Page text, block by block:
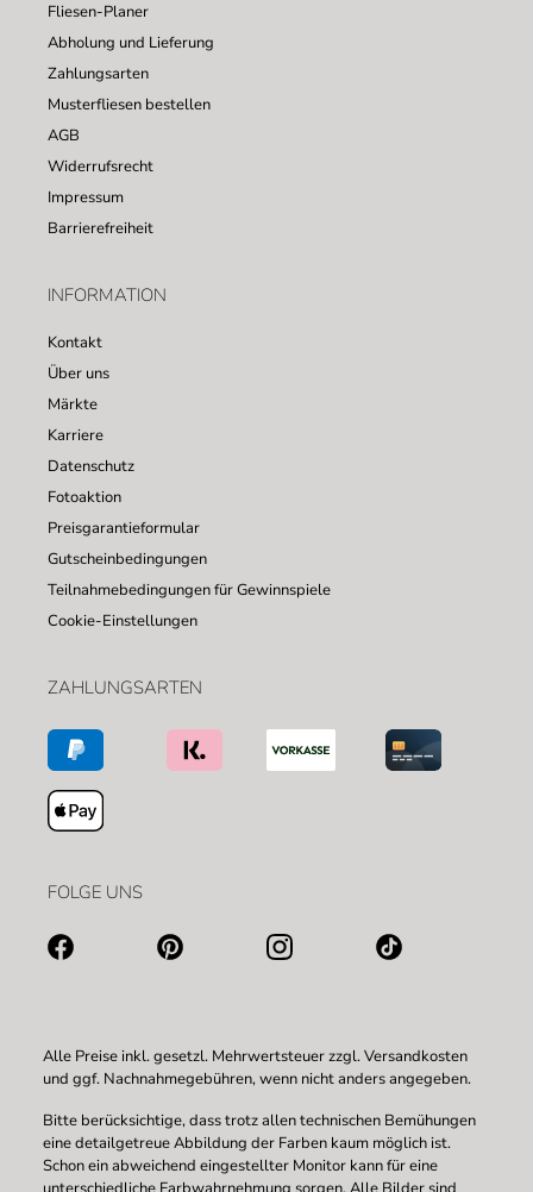
Fliesen-Planer
Abholung und Lieferung
Zahlungsarten
Musterfliesen bestellen
AGB
Widerrufsrecht
Impressum
Barrierefreiheit
INFORMATION
Kontakt
Über uns
Märkte
Karriere
Datenschutz
Fotoaktion
Preisgarantieformular
Gutscheinbedingungen
Teilnahmebedingungen für Gewinnspiele
Cookie-Einstellungen
ZAHLUNGSARTEN
FOLGE UNS
Alle Preise inkl. gesetzl. Mehrwertsteuer zzgl.Versandkosten
und ggf. Nachnahmegebühren, wenn nicht anders angegeben.
Bitte berücksichtige, dass trotz allen technischen Bemühungen
eine detailgetreue Abbildung der Farben kaum möglich ist.
Schon ein abweichend eingestellter Monitor kann für eine